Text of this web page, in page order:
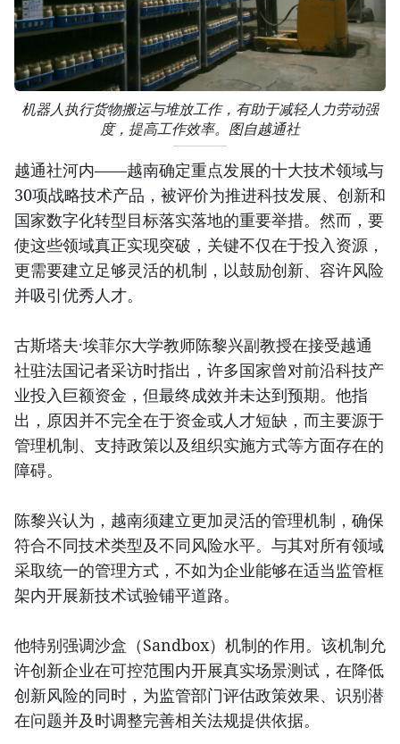
机器人执行货物搬运与堆放工作，有助于减轻人力劳动强
度，提高工作效率。图自越通社
越通社河内——越南确定重点发展的十大技术领域与
30项战略技术产品，被评价为推进科技发展、创新和
国家数字化转型目标落实落地的重要举措。然而，要
使这些领域真正实现突破，关键不仅在于投入资源，
更需要建立足够灵活的机制，以鼓励创新、容许风险
并吸引优秀人才。
古斯塔夫·埃菲尔大学教师陈黎兴副教授在接受越通
社驻法国记者采访时指出，许多国家曾对前沿科技产
业投入巨额资金，但最终成效并未达到预期。他指
出，原因并不完全在于资金或人才短缺，而主要源于
管理机制、支持政策以及组织实施方式等方面存在的
障碍。
陈黎兴认为，越南须建立更加灵活的管理机制，确保
符合不同技术类型及不同风险水平。与其对所有领域
采取统一的管理方式，不如为企业能够在适当监管框
架内开展新技术试验铺平道路。
他特别强调沙盒（Sandbox）机制的作用。该机制允
许创新企业在可控范围内开展真实场景测试，在降低
创新风险的同时，为监管部门评估政策效果、识别潜
在问题并及时调整完善相关法规提供依据。